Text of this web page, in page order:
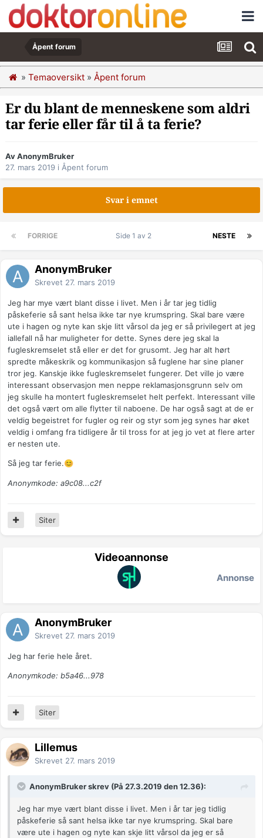
Åpent forum
» Temaoversikt » Åpent forum
Er du blant de menneskene som aldri
tar ferie eller får til å ta ferie?
Av AnonymBruker
27. mars 2019 i Åpent forum
Svar i emnet
FORRIGE NESTE
Side 1 av 2
AnonymBruker
Skrevet 27. mars 2019
Jeg har mye vært blant disse i livet. Men i år tar jeg tidlig
påskeferie så sant helsa ikke tar nye krumspring. Skal bare være
ute i hagen og nyte kan skje litt vårsol da jeg er så privilegert at jeg
iallefall nå har muligheter for dette. Synes dere jeg skal la
fugleskremselet stå eller er det for grusomt. Jeg har alt hørt
spredte måkeskrik og kommunikasjon så fuglene har sine planer
tror jeg. Kanskje ikke fugleskremselet fungerer. Det ville jo være
interessant observasjon men neppe reklamasjonsgrunn selv om
jeg skulle ha montert fugleskremselet helt perfekt. Interessant ville
det også vært om alle flytter til naboene. De har også sagt at de er
veldig begeistret for fugler og reir og styr som jeg synes har øket
veldig i omfang fra tidligere år til tross for at jeg jo vet at flere arter
er nesten ute.
Så jeg tar ferie.😊
Anonymkode: a9c08...c2f
Siter
Videoannonse
Annonse
AnonymBruker
Skrevet 27. mars 2019
Jeg har ferie hele året.
Anonymkode: b5a46...978
Siter
Lillemus
Skrevet 27. mars 2019
AnonymBruker skrev (På 27.3.2019 den 12.36):
Jeg har mye vært blant disse i livet. Men i år tar jeg tidlig
påskeferie så sant helsa ikke tar nye krumspring. Skal bare
være ute i hagen og nyte kan skje litt vårsol da jeg er så